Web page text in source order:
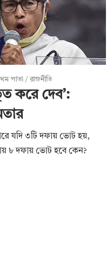
পাতা /রাজনীতি
করে দেব’:
যদি ৩টি দফায় ভোট হয়,
৮ দফায় ভোট হবে কেন?